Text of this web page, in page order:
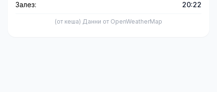
Залез: 20:22
(от кеша) Данни от OpenWeatherMap